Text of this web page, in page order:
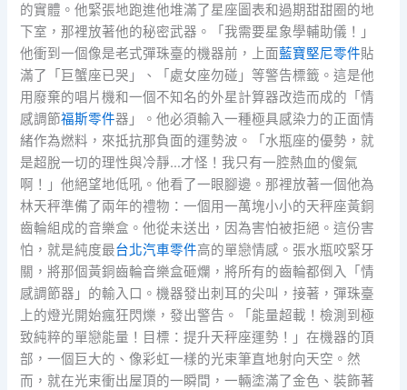
的實體。他緊張地跑進他堆滿了星座圖表和過期甜甜圈的地
下室，那裡放著他的秘密武器。「我需要星象學輔助儀！」
他衝到一個像是老式彈珠臺的機器前，上面藍寶堅尼零件貼
滿了「巨蟹座已哭」、「處女座勿碰」等警告標籤。這是他
用廢棄的唱片機和一個不知名的外星計算器改造而成的「情
感調節福斯零件器」。他必須輸入一種極具感染力的正面情
緒作為燃料，來抵抗那負面的運勢波。「水瓶座的優勢，就
是超脫一切的理性與冷靜…才怪！我只有一腔熱血的傻氣
啊！」他絕望地低吼。他看了一眼腳邊。那裡放著一個他為
林天秤準備了兩年的禮物：一個用一萬塊小小的天秤座黃銅
齒輪組成的音樂盒。他從未送出，因為害怕被拒絕。這份害
怕，就是純度最台北汽車零件高的單戀情感。張水瓶咬緊牙
關，將那個黃銅齒輪音樂盒砸爛，將所有的齒輪都倒入「情
感調節器」的輸入口。機器發出刺耳的尖叫，接著，彈珠臺
上的燈光開始瘋狂閃爍，發出警告。「能量超載！檢測到極
致純粹的單戀能量！目標：提升天秤座運勢！」在機器的頂
部，一個巨大的、像彩虹一樣的光束筆直地射向天空。然
而，就在光束衝出屋頂的一瞬間，一輛塗滿了金色、裝飾著